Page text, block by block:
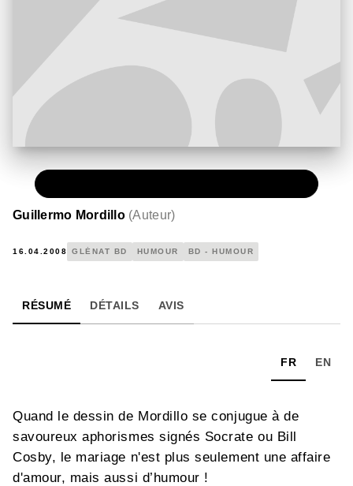
Guillermo Mordillo (Auteur)
16.04.2008 GLÉNAT BD HUMOUR BD - HUMOUR
RÉSUMÉ DÉTAILS AVIS
FR EN
Quand le dessin de Mordillo se conjugue à de
savoureux aphorismes signés Socrate ou Bill
Cosby, le mariage n'est plus seulement une affaire
d'amour, mais aussi d’humour !